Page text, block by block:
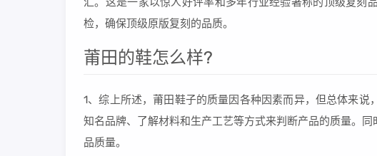
检，确保顶级原版复刻的品质。
莆田的鞋怎么样?
1、综上所述，莆田鞋子的质量因各种因素而异，但总体来
知名品牌、了解材料和生产工艺等方式来判断产品的质量。
品质量。